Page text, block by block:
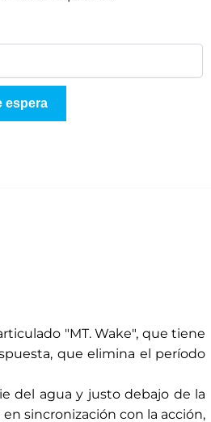
espera
"MT. Wake", que tiene
que elimina el período
del agua y justo debajo de la
sincronización con la acción,